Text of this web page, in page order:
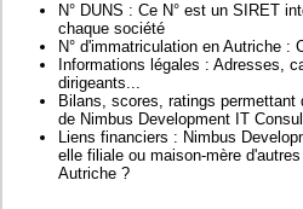
N° DUNS : Ce N° est un SIRET
chaque société
N° d'immatriculation en Autriche :
Informations légales : Adresses,
dirigeants...
Bilans, scores, ratings
de Nimbus Development IT
Liens financiers : Nimbus
elle filiale ou maison-mère
Autriche ?